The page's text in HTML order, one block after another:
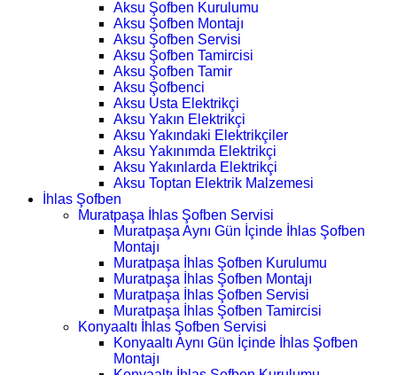
Aksu Şofben Kurulumu
Aksu Şofben Montajı
Aksu Şofben Servisi
Aksu Şofben Tamircisi
Aksu Şofben Tamir
Aksu Şofbenci
Aksu Usta Elektrikçi
Aksu Yakın Elektrikçi
Aksu Yakındaki Elektrikçiler
Aksu Yakınımda Elektrikçi
Aksu Yakınlarda Elektrikçi
Aksu Toptan Elektrik Malzemesi
İhlas Şofben
Muratpaşa İhlas Şofben Servisi
Muratpaşa Aynı Gün İçinde İhlas Şofben
Montajı
Muratpaşa İhlas Şofben Kurulumu
Muratpaşa İhlas Şofben Montajı
Muratpaşa İhlas Şofben Servisi
Muratpaşa İhlas Şofben Tamircisi
Konyaaltı İhlas Şofben Servisi
Konyaaltı Aynı Gün İçinde İhlas Şofben
Montajı